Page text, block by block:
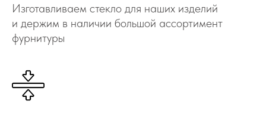
Изготавливаем стекло для наших изделий
и держим в наличии большой ассортимент
фурнитуры